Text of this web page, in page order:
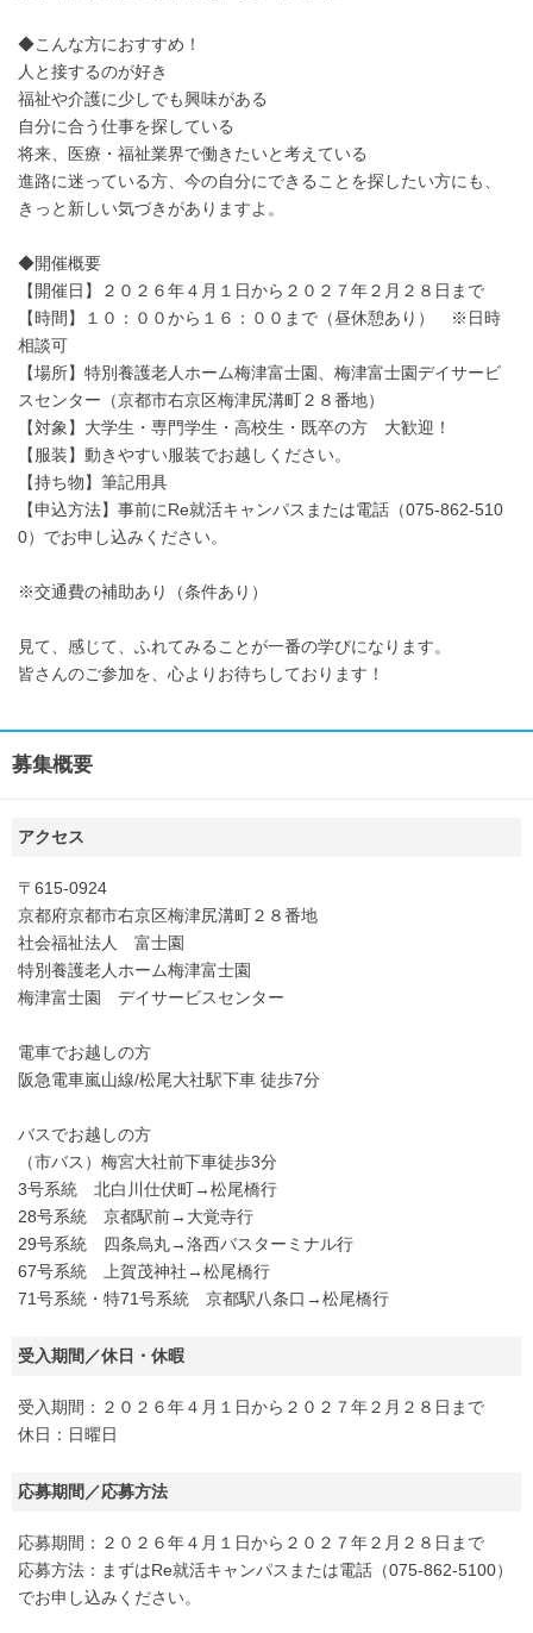
◆こんな方におすすめ！
人と接するのが好き
福祉や介護に少しでも興味がある
自分に合う仕事を探している
将来、医療・福祉業界で働きたいと考えている
進路に迷っている方、今の自分にできることを探したい方にも、
きっと新しい気づきがありますよ。
◆開催概要
【開催日】２０２６年４月１日から２０２７年２月２８日まで
【時間】１０：００から１６：００まで（昼休憩あり） ※日時
相談可
【場所】特別養護老人ホーム梅津富士園、梅津富士園デイサービ
スセンター（京都市右京区梅津尻溝町２８番地）
【対象】大学生・専門学生・高校生・既卒の方 大歓迎！
【服装】動きやすい服装でお越しください。
【持ち物】筆記用具
【申込方法】事前にRe就活キャンパスまたは電話（075-862-510
0）でお申し込みください。
※交通費の補助あり（条件あり）
見て、感じて、ふれてみることが一番の学びになります。
皆さんのご参加を、心よりお待ちしております！
募集概要
アクセス
〒615-0924
京都府京都市右京区梅津尻溝町２８番地
社会福祉法人 富士園
特別養護老人ホーム梅津富士園
梅津富士園 デイサービスセンター
電車でお越しの方
阪急電車嵐山線/松尾大社駅下車 徒歩7分
バスでお越しの方
（市バス）梅宮大社前下車徒歩3分
3号系統 北白川仕伏町→松尾橋行
28号系統 京都駅前→大覚寺行
29号系統 四条烏丸→洛西バスターミナル行
67号系統 上賀茂神社→松尾橋行
71号系統・特71号系統 京都駅八条口→松尾橋行
受入期間／休日・休暇
受入期間：２０２６年４月１日から２０２７年２月２８日まで
休日：日曜日
応募期間／応募方法
応募期間：２０２６年４月１日から２０２７年２月２８日まで
応募方法：まずはRe就活キャンパスまたは電話（075-862-5100）
でお申し込みください。